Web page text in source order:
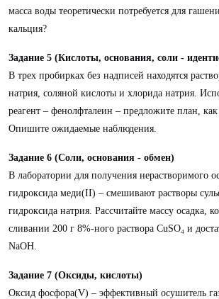
масса воды теоретически потребуется для
кальция?
Задание 5 (Кислоты, основания, соли -
В трех пробирках без надписей находятся
натрия, соляной кислоты и хлорида натрия.
реагент – фенолфталеин – предложите план, как
Опишите ожидаемые наблюдения.
Задание 6 (Соли, основания - обмен)
В лаборатории для получения нерастворимого
гидроксида меди(II) – смешивают растворы
гидроксида натрия. Рассчитайте массу осадка,
сливании 200 г 8%-ного раствора CuSO₄ и
NaOH.
Задание 7 (Оксиды, кислоты)
Оксид фосфора(V) – эффективный осушитель